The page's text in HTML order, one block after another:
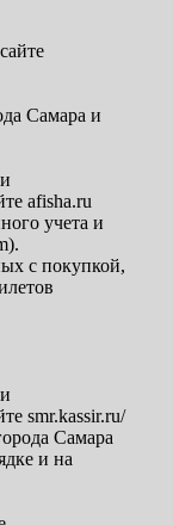
Самара и
afisha.ru
учета и
с покупкой,
smr.kassir.ru/
Самара
и на